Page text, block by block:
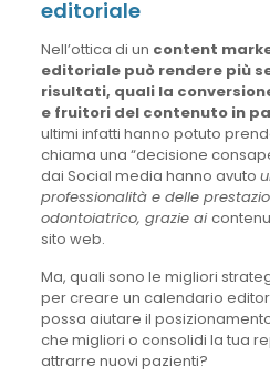
editoriale
Nell’ottica di un content
editoriale può rendere più
risultati, quali la
e fruitori del contenuto in
ultimi infatti hanno potuto
chiama una “decisione
dai Social media hanno avuto
professionalità e delle
odontoiatrico, grazie ai
sito web.
Ma, quali sono le migliori
per creare un calendario
possa aiutare il
che migliori o consolidi la tua
attrarre nuovi pazienti?